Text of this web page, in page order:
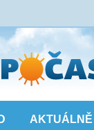
AKTUÁLNĚ